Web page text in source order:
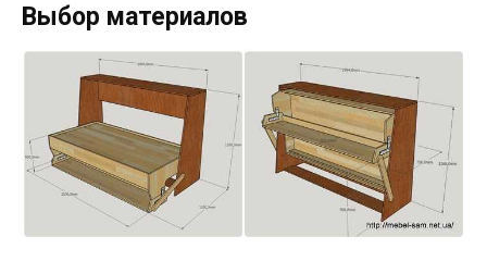
Выбор материалов